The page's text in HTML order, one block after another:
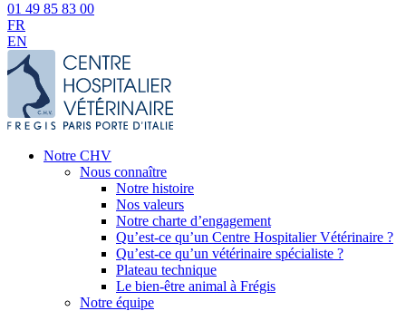
01 49 85 83 00
FR
EN
Notre CHV
Nous connaître
Notre histoire
Nos valeurs
Notre charte d’engagement
Qu’est-ce qu’un Centre Hospitalier Vétérinaire ?
Qu’est-ce qu’un vétérinaire spécialiste ?
Plateau technique
Le bien-être animal à Frégis
Notre équipe